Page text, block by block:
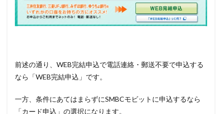
前述の通り、WEB完結申込で電話連絡・郵送不要で申込する
なら「WEB完結申込」です。
一方、条件にあてはまらずにSMBCモビットに申込するなら
「カード申込」の選択になります。